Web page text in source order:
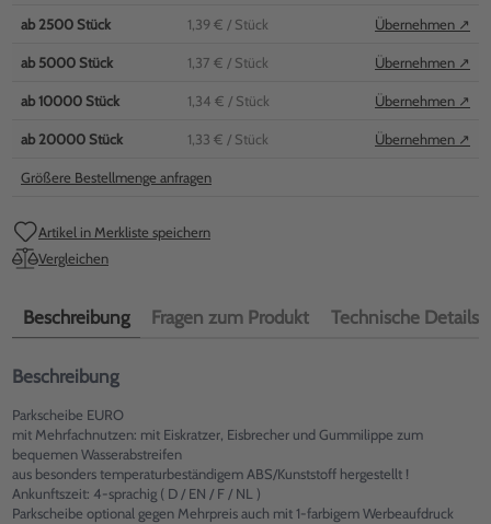
ab 2500 Stück 1,39 € / Stück Übernehmen ↗
ab 5000 Stück 1,37 € / Stück Übernehmen ↗
ab10000 Stück 1,34 € / Stück Übernehmen ↗
ab 20000 Stück 1,33 € / Stück Übernehmen ↗
Größere Bestellmenge anfragen
Artikel in Merkliste speichern
Vergleichen
Beschreibung Fragen zum Produkt Technische Details
Beschreibung
Parkscheibe EURO
mit Mehrfachnutzen: mit Eiskratzer, Eisbrecher und Gummilippe zum
bequemen Wasserabstreifen
aus besonders temperaturbeständigem ABS/Kunststoff hergestellt !
Ankunftszeit: 4-sprachig ( D / EN / F / NL )
Parkscheibe optional gegen Mehrpreis auch mit 1-farbigem Werbeaufdruck